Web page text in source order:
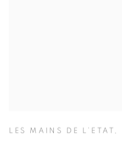
LES MAINS DE L’ETAT